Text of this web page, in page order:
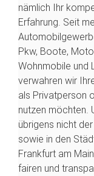
nämlich Ihr
Erfahrung. Seit
Pkw, Boote,
Wohnmobile und
verwahren wir
als Privatperson
nutzen möchten.
übrigens nicht
sowie in den
Frankfurt am
fairen und